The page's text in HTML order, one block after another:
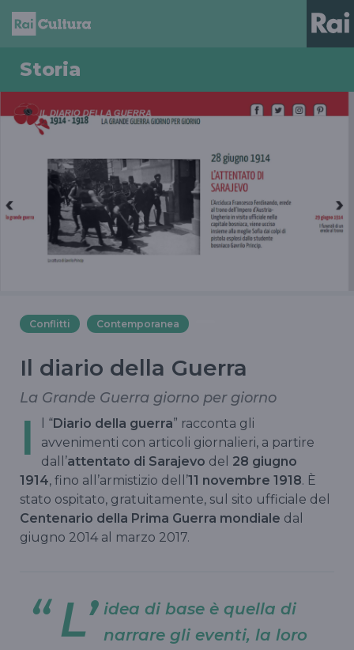
Storia
Conflitti Contemporanea
Il diario della Guerra
La Grande Guerra giorno per giorno
I l “Diario della guerra” racconta gli
avvenimenti con articoli giornalieri, a partire
dall’attentato di Sarajevo del 28 giugno
1914, fino all’armistizio dell’11 novembre 1918. È
stato ospitato, gratuitamente, sul sito ufficiale del
Centenario della Prima Guerra mondiale dal
giugno 2014 al marzo 2017.
L’ idea di base è quella di
narrare gli eventi, la loro